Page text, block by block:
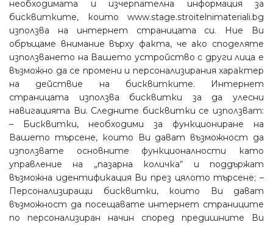
необходимата и изчерпателна информация за
бисквитките, които www.stage.stroitelnimateriali.bg
използва на интернет страницата си. Ние Ви
обръщаме внимание върху факта, че ако споделяте
използването на Вашето устройство с други лица е
възможно да се промени и персонализирания характер
на действие на бисквитките. Интернет
страницата използва бисквитки за да улесни
навигацията Ви. Следните бисквитки се използват:
– Бисквитки, необходими за функциониране на
Вашето търсене, които Ви дават възможност да
използвате основните функционалности като
управление на „пазарна количка“ и поддържат
възможна идентификация Ви през цялото търсене; –
Персонализиращи бисквитки, които Ви дават
възможност да посещавате интернет страниците
по персонализиран начин според предишните Ви